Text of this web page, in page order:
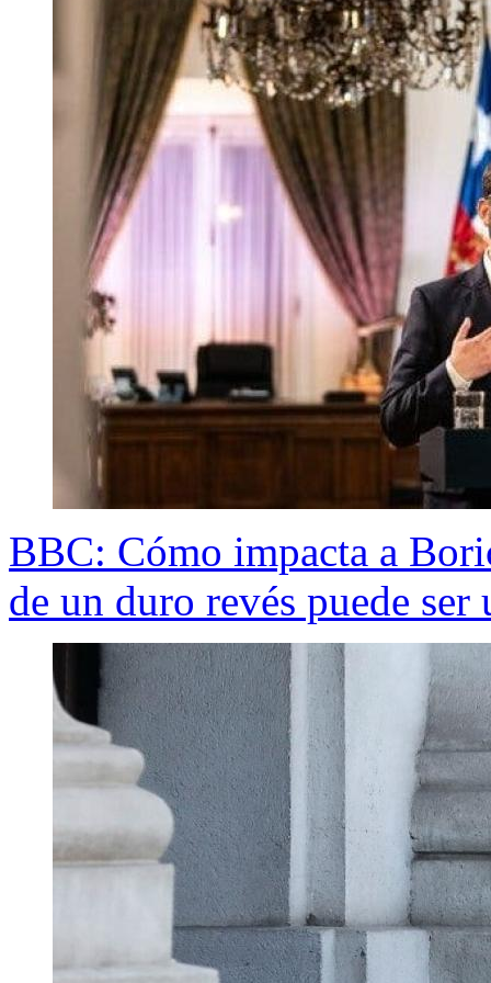
BBC: Cómo impacta a
de un duro revés puede